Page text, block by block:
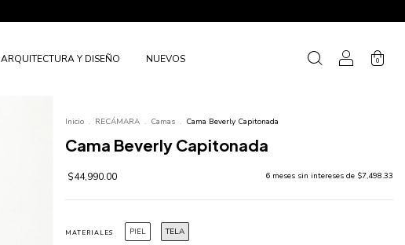
ARQUITECTURA Y DISEÑO NUEVOS 0
Inicio . RECÁMARA . Camas . Cama Beverly Capitonada
Cama Beverly Capitonada
$44,990.00 6 meses sin intereses de $7,498.33
MATERIALES PIEL TELA